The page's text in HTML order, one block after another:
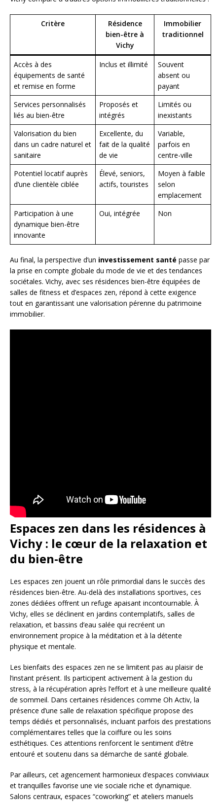
Critère
Résidence
bien-être à
Vichy
Immobilier
traditionnel
Accès à des
équipements de santé
et remise en forme
Inclus et illimité
Souvent
absent ou
payant
Services personnalisés
liés au bien-être
Proposés et
intégrés
Limités ou
inexistants
Valorisation du bien
dans un cadre naturel et
sanitaire
Excellente, du
fait de la qualité
de vie
Variable,
parfois en
centre-ville
Potentiel locatif auprès
d’une clientèle ciblée
Élevé, seniors,
actifs, touristes
Moyen à faible
selon
emplacement
Participation à une
dynamique bien-être
innovante
Oui, intégrée Non
Au final, la perspective d’un investissement santé passe par
la prise en compte globale du mode de vie et des tendances
sociétales. Vichy, avec ses résidences bien-être équipées de
salles de fitness et d’espaces zen, répond à cette exigence
tout en garantissant une valorisation pérenne du patrimoine
immobilier.
Espaces zen dans les résidences à
Vichy : le cœur de la relaxation et
du bien-être
Les espaces zen jouent un rôle primordial dans le succès des
résidences bien-être. Au-delà des installations sportives, ces
zones dédiées offrent un refuge apaisant incontournable. À
Vichy, elles se déclinent en jardins contemplatifs, salles de
relaxation, et bassins d’eau salée qui recréent un
environnement propice à la méditation et à la détente
physique et mentale.
Les bienfaits des espaces zen ne se limitent pas au plaisir de
l’instant présent. Ils participent activement à la gestion du
stress, à la récupération après l’effort et à une meilleure qualité
de sommeil. Dans certaines résidences comme Oh Activ, la
présence d’une salle de relaxation spécifique propose des
temps dédiés et personnalisés, incluant parfois des prestations
complémentaires telles que la coiffure ou les soins
esthétiques. Ces attentions renforcent le sentiment d’être
entouré et soutenu dans sa démarche de santé globale.
Par ailleurs, cet agencement harmonieux d’espaces conviviaux
et tranquilles favorise une vie sociale riche et dynamique.
Salons centraux, espaces “coworking” et ateliers manuels